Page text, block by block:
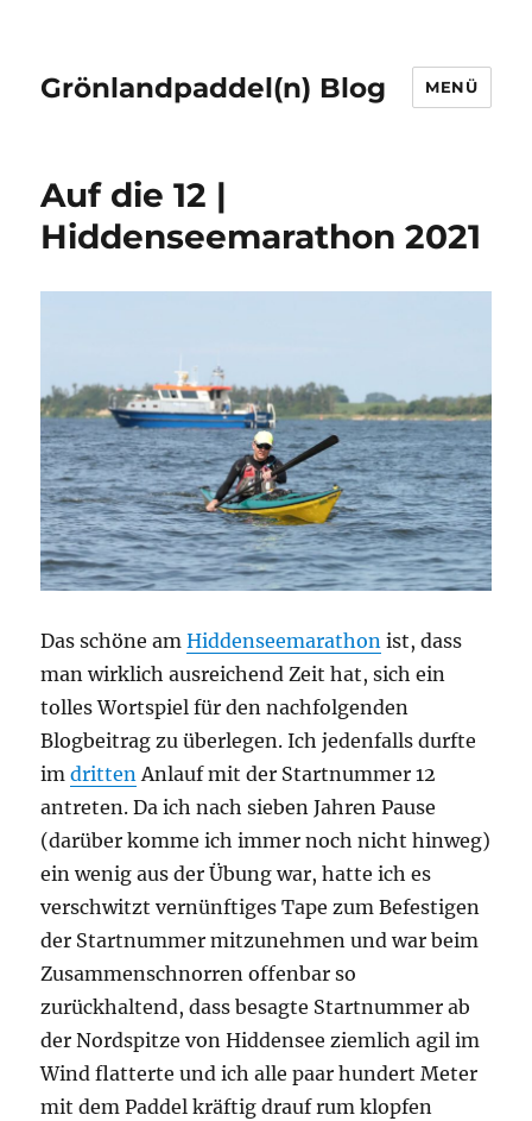
Grönlandpaddel(n) Blog MENÜ
Auf die 12 |
Hiddenseemarathon 2021
Das schöne amHiddenseemarathon ist, dass
man wirklich ausreichend Zeit hat, sich ein
tolles Wortspiel für den nachfolgenden
Blogbeitrag zu überlegen. Ich jedenfalls durfte
imdrittenAnlauf mit der Startnummer 12
antreten. Da ich nach sieben Jahren Pause
(darüber komme ich immer noch nicht hinweg)
ein wenig aus der Übung war, hatte ich es
verschwitzt vernünftiges Tape zum Befestigen
der Startnummer mitzunehmen und war beim
Zusammenschnorren offenbar so
zurückhaltend, dass besagte Startnummer ab
der Nordspitze von Hiddensee ziemlich agil im
Wind flatterte und ich alle paar hundert Meter
mit dem Paddel kräftig drauf rum klopfen